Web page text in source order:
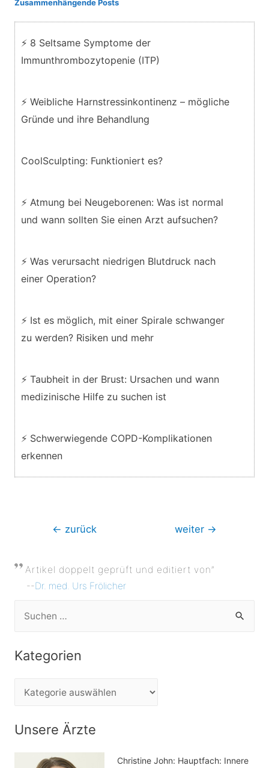
Zusammenhängende Posts
⚡ 8 Seltsame Symptome der
Immunthrombozytopenie (ITP)
⚡ Weibliche Harnstressinkontinenz – mögliche
Gründe und ihre Behandlung
CoolSculpting: Funktioniert es?
⚡ Atmung bei Neugeborenen: Was ist normal
und wann sollten Sie einen Arzt aufsuchen?
⚡ Was verursacht niedrigen Blutdruck nach
einer Operation?
⚡ Ist es möglich, mit einer Spirale schwanger
zu werden? Risiken und mehr
⚡ Taubheit in der Brust: Ursachen und wann
medizinische Hilfe zu suchen ist
⚡ Schwerwiegende COPD-Komplikationen
erkennen
Beitragsnavigation
← zurück weiter →
Artikel doppelt geprüft und editiert von”
--Dr. med. Urs Frölicher
Kategorien
tUnsere Ärzte
Christine John: Hauptfach: Innere